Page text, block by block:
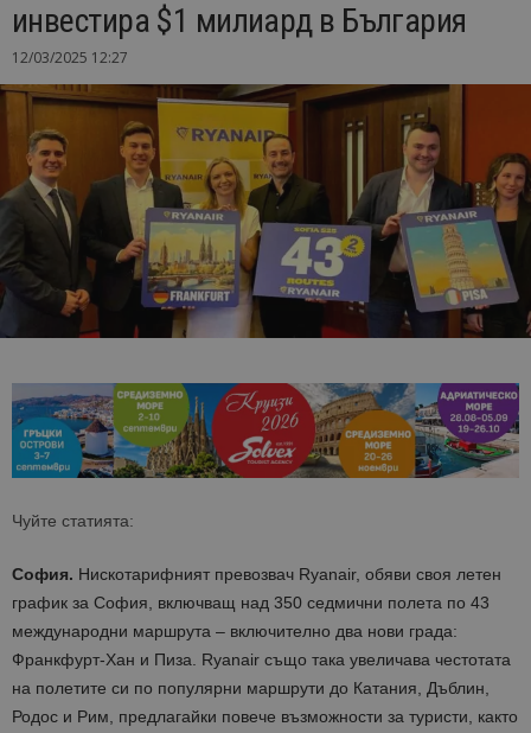
инвecтиpa $1 милиapд в Бългapия
12/03/2025 12:27
Чуйте статията:
София. Нискотарифният превозвач Ryanair, обяви своя летен
график за София, включващ над 350 седмични полета по 43
международни маршрута – включително два нови града:
Франкфурт-Хан и Пиза. Ryanair също така увеличава честотата
на полетите си по популярни маршрути до Катания, Дъблин,
Родос и Рим, предлагайки повече възможности за туристи, както